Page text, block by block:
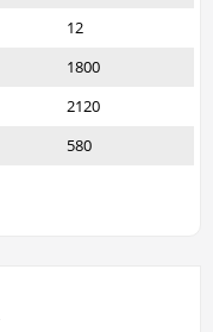
12
1800
2120
580